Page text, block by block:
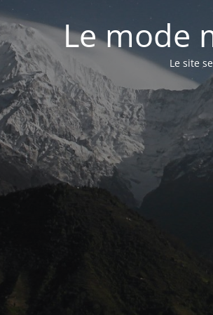
Le mode
Le site